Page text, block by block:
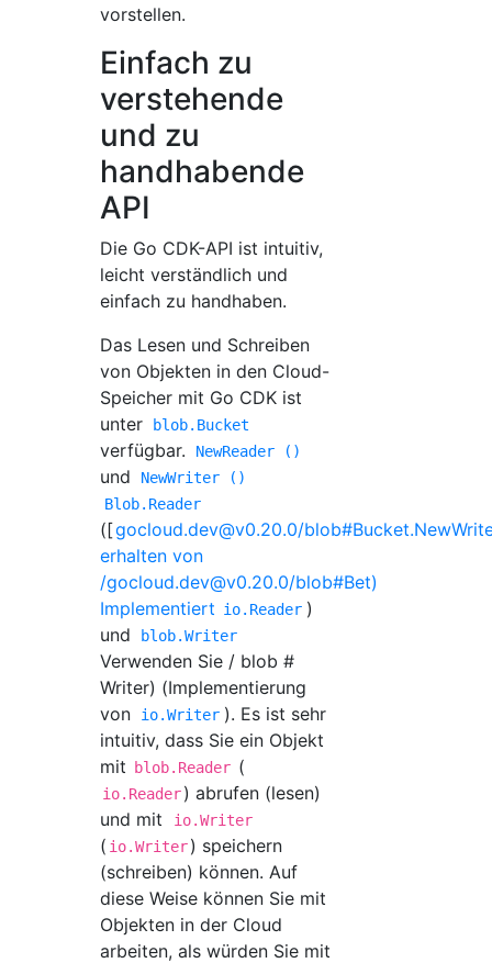
vorstellen.
Einfach zu
verstehende
und zu
handhabende
API
Die Go CDK-API ist intuitiv,
leicht verständlich und
einfach zu handhaben.
Das Lesen und Schreiben
von Objekten in den Cloud-
Speicher mit Go CDK ist
unter
blob.Bucket
verfügbar. NewReader ()
und
NewWriter ()
Blob.Reader
([gocloud.dev@v0.20.0/
erhalten von
/gocloud.dev@v0.20.0/blob#Bet)
Implementiert io.Reader )
und
blob.Writer
Verwenden Sie / blob #
Writer) (Implementierung
von
io.Writer ). Es ist sehr
intuitiv, dass Sie ein Objekt
mit
blob.Reader (
io.Reader) abrufen (lesen)
und mit
io.Writer
( io.Writer) speichern
(schreiben) können. Auf
diese Weise können Sie mit
Objekten in der Cloud
arbeiten, als würden Sie mit